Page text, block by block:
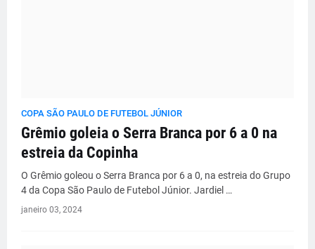
COPA SÃO PAULO DE FUTEBOL JÚNIOR
Grêmio goleia o Serra Branca por 6 a 0 na
estreia da Copinha
O Grêmio goleou o Serra Branca por 6 a 0, na estreia do Grupo
4 da Copa São Paulo de Futebol Júnior. Jardiel …
janeiro 03, 2024